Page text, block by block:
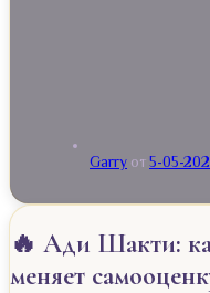
Garry от 5-05-
🔥 Ади Шакти:
меняет